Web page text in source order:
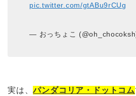
pic.twitter.com/gtABu9rCUg
— おっちょこ
実は、パンダコリア・ドットコム